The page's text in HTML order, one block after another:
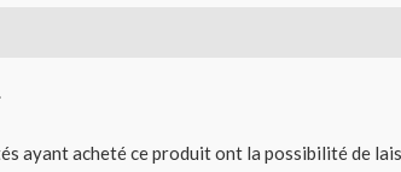
ayant acheté ce produit ont la possibilité de